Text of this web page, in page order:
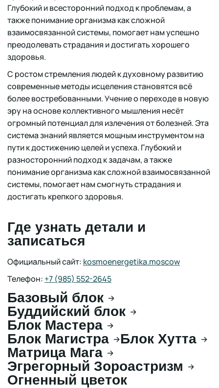
Глубокий и всесторонний подход к проблемам, а
также понимание организма как сложной
взаимосвязанной системы, помогает нам успешно
преодолевать страдания и достигать хорошего
здоровья.
С ростом стремления людей к духовному развитию
современные методы исцеления становятся всё
более востребованными. Учение о переходе в новую
эру на основе коллективного мышления несёт
огромный потенциал для излечения от болезней. Эта
система знаний является мощным инструментом на
пути к достижению целей и успеха. Глубокий и
разносторонний подход к задачам, а также
понимание организма как сложной взаимосвязанной
системы, помогает нам смогнуть страдания и
достигать крепкого здоровья.
Где узнать детали и
записаться
Официальный сайт: kosmoenergetika.moscow
Телефон: +7 (985) 552-2645
Базовый блок →
Буддийский блок →
Блок Мастера →
Блок Магистра →Блок Хутта →
Матрица Мага →
Эгрегорный Зороастризм →
Огненный цветок